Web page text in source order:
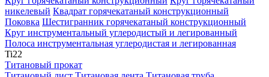
никелевый Квадрат горячекатаный конструкционный
Поковка Шестигранник горячекатаный конструкционный
Круг инструментальный углеродистый и легированный
Полоса инструментальная углеродистая и легированная
Ti22
Титановый прокат